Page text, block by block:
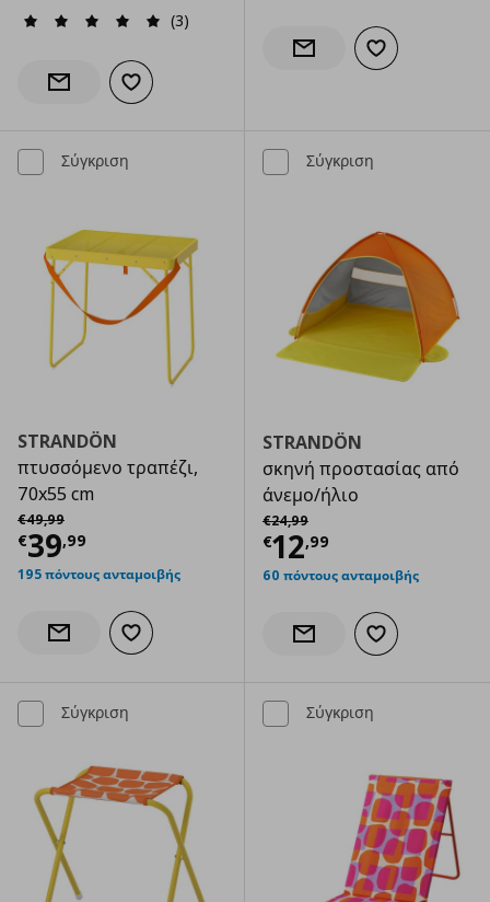
(3)
Ενημέρωση διαθεσιμότητας
Προσθήκη στα αγαπημένα
Ενημέρωση διαθεσιμότητας
Προσθήκη στα
Σύγκριση
STRANDÖN
πτυσσόμενο τραπέζι,
70x55 cm
€49,99
Αρχική τιμή
€39,99
Τρέχουσα τιμή € 39,99
195 πόντους ανταμοιβής
Ενημέρωση διαθεσιμότητας
Προσθήκη στα αγαπημένα
Σύγκριση
STRANDÖN
σκηνή προστασίας από
άνεμο/ήλιο
€24,99
Αρχική τιμή
€12,99
Τρέχουσα
60 πόντους ανταμοιβής
Ενημέρωση διαθεσιμότητας
Προσθήκη στα
Σύγκριση Σύγκριση